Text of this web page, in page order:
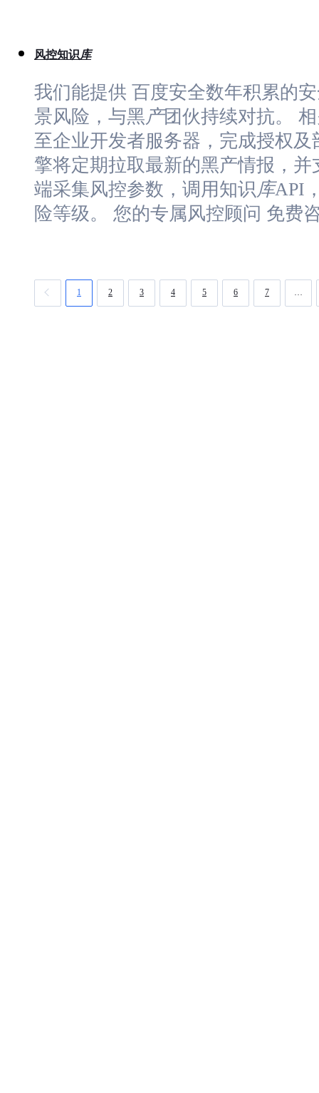
风控知识库
我们能提供 百度安全数年积累的
景风险，与黑产团伙持续对抗。
至企业开发者服务器，完成授权
擎将定期拉取最新的黑产情报，并
端采集风控参数，调用知识库API
险等级。 您的专属风控顾问 免费
1 2 3 4 5 6 7 …